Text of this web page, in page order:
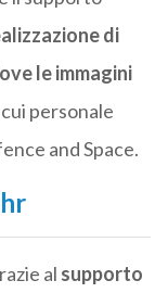
di
le immagini
cui personale
and Space.
al supporto